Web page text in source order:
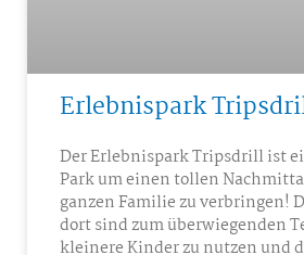
Erlebnispark
Der Erlebnispark Tripsdrill ist
Park um einen tollen
ganzen Familie zu verbringen!
dort sind zum überwiegenden
kleinere Kinder zu nutzen und